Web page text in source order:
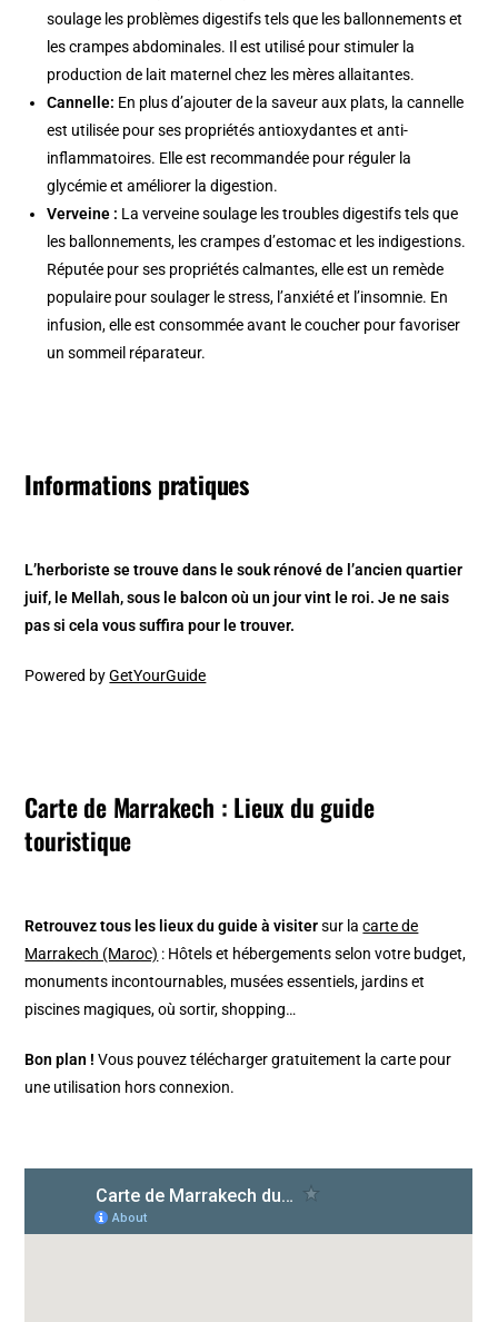
soulage les problèmes digestifs tels que les ballonnements et
les crampes abdominales. Il est utilisé pour stimuler la
production de lait maternel chez les mères allaitantes.
Cannelle: En plus d’ajouter de la saveur aux plats, la cannelle
est utilisée pour ses propriétés antioxydantes et anti-
inflammatoires. Elle est recommandée pour réguler la
glycémie et améliorer la digestion.
Verveine : La verveine soulage les troubles digestifs tels que
les ballonnements, les crampes d’estomac et les indigestions.
Réputée pour ses propriétés calmantes, elle est un remède
populaire pour soulager le stress, l’anxiété et l’insomnie. En
infusion, elle est consommée avant le coucher pour favoriser
un sommeil réparateur.
Informations pratiques
L’herboriste se trouve dans le souk rénové de l’ancien quartier
juif, le Mellah, sous le balcon où un jour vint le roi. Je ne sais
pas si cela vous suffira pour le trouver.
Powered byGetYourGuide
Carte de Marrakech : Lieux du guide
touristique
Retrouvez tous les lieux du guide à visitersur lacarte de
Marrakech (Maroc) : Hôtels et hébergements selon votre budget,
monuments incontournables, musées essentiels, jardins et
piscines magiques, où sortir, shopping…
Bon plan ! Vous pouvez télécharger gratuitement la carte pour
une utilisation hors connexion.